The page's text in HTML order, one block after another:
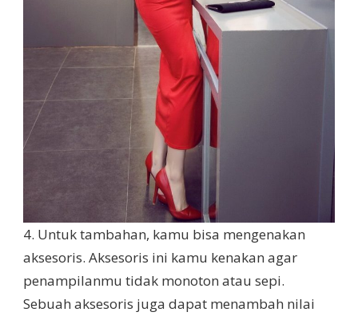
4. Untuk tambahan, kamu bisa mengenakan
aksesoris. Aksesoris ini kamu kenakan agar
penampilanmu tidak monoton atau sepi.
Sebuah aksesoris juga dapat menambah nilai